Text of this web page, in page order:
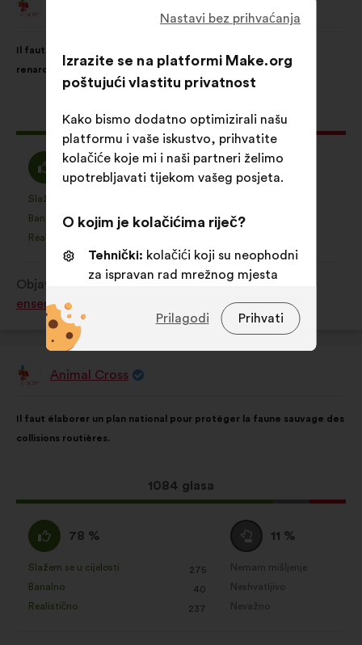
Prijedlog
prijedloga:
Il faut interdire la vénerie sous terre, pour les blaireaux et les
renards.
Ovaj
prijedlog
ima:
1151 glas
raspodjelu:
Slažem
:
navedeni
stavljena
oznaka:
Slažem se u cijelosti
:put
Banalno
: 17
put
Realistično
:put
Niti
se
niti
:
navedeni
prijedlog
oznaka:
Neshvatljivo
:put
Objavljeno u
Comment protéger et restaurer
ensemble la biodiversité?
PrijedlogAnimal Cross
prijedloga:
Il faut élaborer un plan national pour protéger la faune sauvage des
collisions routières.
Ovaj
prijedlog
1084 glasa
raspodjelu:
Slažem
:
78 %
Slažem se u cijelosti
: 275
put
Banalno
: 40
put
Realistično
: 237
put
Niti
se
slažem
niti
neslažem
11 %
Nemam mišljenje
:put
Neshvatljivo
:put
Nevažno
:put
Nastavi bez prihvaćanja
Izrazite se na platformi Make.org
poštujući vlastitu privatnost
Kako bismo dodatno optimizirali našu
platformu i vaše iskustvo, prihvatite
kolačiće koje mi i naši partneri želimo
upotrebljavati tijekom vašeg posjeta.
O kojim je kolačićima riječ?
Tehnički: kolačići koji su neophodni
za ispravan rad mrežnog mjesta
kolačići kojima
se poboljšava vaše iskustvo prilikom
Statistički:
Društvene mreže:
Prihvati
Prilagodi